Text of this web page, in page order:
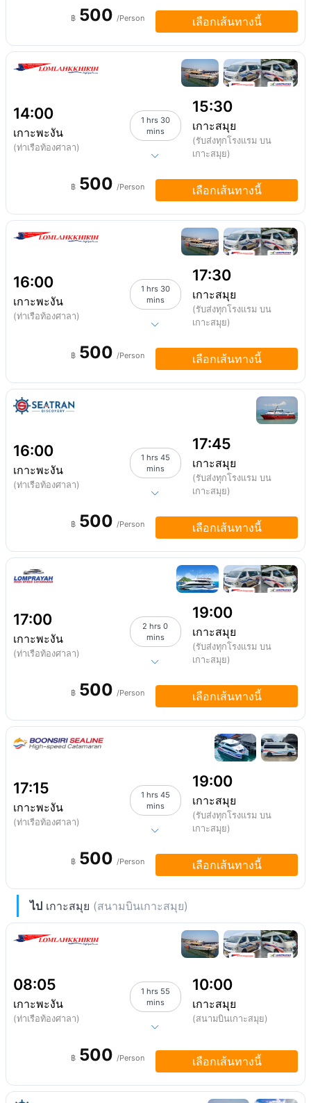
฿ 500 /Person เลือกเส้นทางนี้
14:00
เกาะพะงัน
(ท่าเรือท้องศาลา)
1 hrs 30
mins
15:30
เกาะสมุย
(รับส่งทุกโรงแรม บน
เกาะสมุย)
฿ 500 /Person เลือกเส้นทางนี้
16:00
เกาะพะงัน
(ท่าเรือท้องศาลา)
1 hrs 30
mins
17:30
เกาะสมุย
(รับส่งทุกโรงแรม บน
เกาะสมุย)
฿ 500 /Person เลือกเส้นทางนี้
16:00
เกาะพะงัน
(ท่าเรือท้องศาลา)
1 hrs 45
mins
17:45
เกาะสมุย
(รับส่งทุกโรงแรม บน
เกาะสมุย)
฿ 500 /Person เลือกเส้นทางนี้
17:00
เกาะพะงัน
(ท่าเรือท้องศาลา)
2 hrs 0
mins
19:00
เกาะสมุย
(รับส่งทุกโรงแรม บน
เกาะสมุย)
฿ 500 /Person เลือกเส้นทางนี้
17:15
เกาะพะงัน
(ท่าเรือท้องศาลา)
1 hrs 45
mins
19:00
เกาะสมุย
(รับส่งทุกโรงแรม บน
เกาะสมุย)
฿ 500 /Person เลือกเส้นทางนี้
ไป เกาะสมุย (สนามบินเกาะสมุย)
08:05
เกาะพะงัน
(ท่าเรือท้องศาลา)
1 hrs 55
mins
10:00
เกาะสมุย
(สนามบินเกาะสมุย)
฿ 500 /Person เลือกเส้นทางนี้